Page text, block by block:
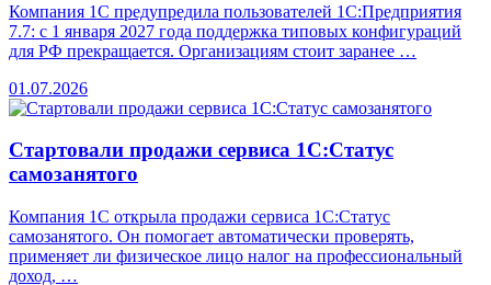
Компания 1С предупредила пользователей 1С:Предприятия
7.7: с 1 января 2027 года поддержка типовых конфигураций
для РФ прекращается. Организациям стоит заранее …
01.07.2026
Стартовали продажи сервиса 1С:Статус
самозанятого
Компания 1С открыла продажи сервиса 1С:Статус
самозанятого. Он помогает автоматически проверять,
применяет ли физическое лицо налог на профессиональный
доход, …